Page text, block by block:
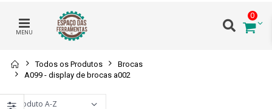
MENU
0
Todos os Produtos
Brocas
A099 - display de brocas a002